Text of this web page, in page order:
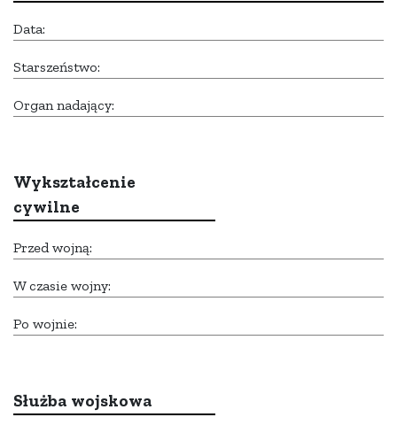
Data:
Starszeństwo:
Organ nadający:
Wykształcenie
cywilne
Przed wojną:
W czasie wojny:
Po wojnie:
Służba wojskowa